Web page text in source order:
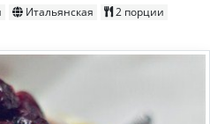
Итальянская
2 порции